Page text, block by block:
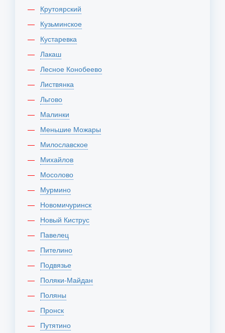
Крутоярский
Кузьминское
Кустаревка
Лакаш
Лесное Конобеево
Листвянка
Льгово
Малинки
Меньшие Можары
Милославское
Михайлов
Мосолово
Мурмино
Новомичуринск
Новый Киструс
Павелец
Пителино
Подвязье
Поляки-Майдан
Поляны
Пронск
Путятино